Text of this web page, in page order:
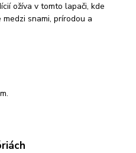
ožíva v tomto lapači, kde
snami, prírodou a